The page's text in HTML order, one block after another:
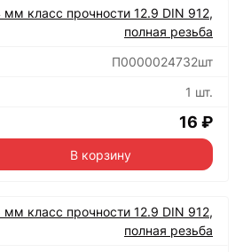
мм класс прочности 12.9 DIN 912,
полная резьба
П0000024732шт
1 шт.
16 ₽
В корзину
мм класс прочности 12.9 DIN 912,
полная резьба